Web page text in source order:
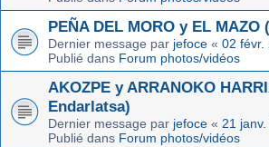
PEÑA DEL MORO y EL
Dernier message par jefoce « 02 févr.
Publié dans Forum photos/vidéos
AKOZPE y ARRANOKO
Endarlatsa)
Dernier message par jefoce « 21
Publié dans Forum photos/vidéos